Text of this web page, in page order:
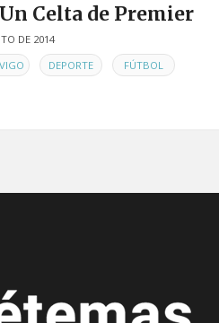
Un Celta de Premier
DE 2014
DEPORTE FÚTBOL